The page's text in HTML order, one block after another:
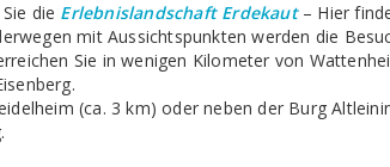
die Erlebnislandschaft Erdekaut– Hier
mit Aussichtspunkten werden die
Sie in wenigen Kilometer von
(ca. 3 km) oder neben der Burg